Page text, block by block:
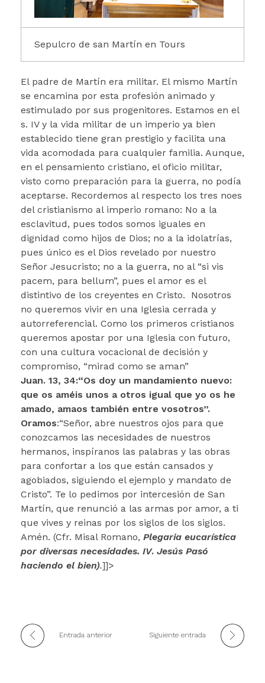
Sepulcro de san Martín en Tours
El padre de Martín era militar. El mismo Martín
se encamina por esta profesión animado y
estimulado por sus progenitores. Estamos en el
s. IV y la vida militar de un imperio ya bien
establecido tiene gran prestigio y facilita una
vida acomodada para cualquier familia. Aunque,
en el pensamiento cristiano, el oficio militar,
visto como preparación para la guerra, no podía
aceptarse. Recordemos al respecto los tres noes
del cristianismo al imperio romano: No a la
esclavitud, pues todos somos iguales en
dignidad como hijos de Dios; no a la idolatrías,
pues único es el Dios revelado por nuestro
Señor Jesucristo; no a la guerra, no al “si vis
pacem, para bellum”, pues el amor es el
distintivo de los creyentes en Cristo. Nosotros
no queremos vivir en una Iglesia cerrada y
autorreferencial. Como los primeros cristianos
queremos apostar por una Iglesia con futuro,
con una cultura vocacional de decisión y
compromiso, “mirad como se aman”
Juan. 13, 34:“Os doy un mandamiento nuevo:
que os améis unos a otros igual que yo os he
amado, amaos también entre vosotros”.
Oramos:“Señor, abre nuestros ojos para que
conozcamos las necesidades de nuestros
hermanos, inspíranos las palabras y las obras
para confortar a los que están cansados y
agobiados, siguiendo el ejemplo y mandato de
Cristo”. Te lo pedimos por intercesión de San
Martín, que renunció a las armas por amor, a ti
que vives y reinas por los siglos de los siglos.
Amén. (Cfr. Misal Romano, Plegaria eucarística
por diversas necesidades. IV. Jesús Pasó
haciendo el bien).]]>
Entrada anterior Siguiente entrada